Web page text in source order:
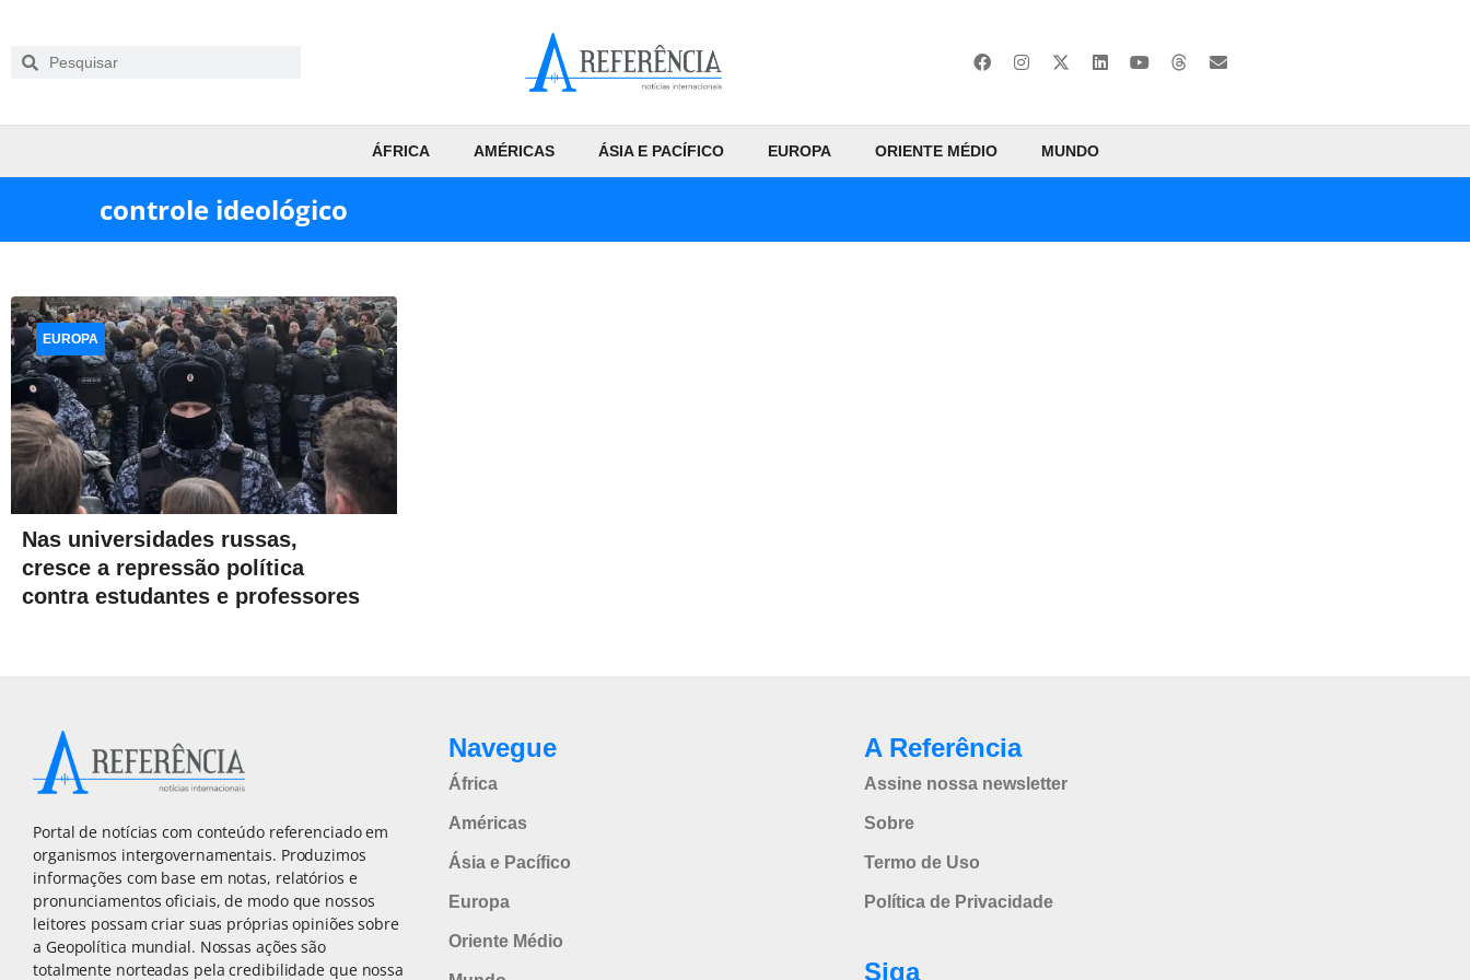
ÁFRICA AMÉRICAS ÁSIA E PACÍFICO EUROPA ORIENTE MÉDIO MUNDO
controle ideológico
Nas universidades russas,
cresce a repressão política
contra estudantes e professores
EUROPA
Portal de notícias com conteúdo referenciado em
organismos intergovernamentais. Produzimos
informações com base em notas, relatórios e
pronunciamentos oficiais, de modo que nossos
leitores possam criar suas próprias opiniões sobre
a Geopolítica mundial. Nossas ações são
totalmente norteadas pela credibilidade que nossa
Navegue
África
Américas
Ásia e Pacífico
Europa
Oriente Médio
A Referência
Assine nossa newsletter
Sobre
Termo de Uso
Política de Privacidade
Siga